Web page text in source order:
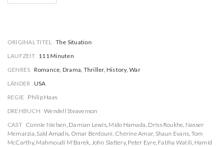
ORIGINAL TITEL The Situation
LAUFZEIT 111 Minuten
GENRES Romance, Drama, Thriller, History, War
LÄNDER USA
REGIE Philip Haas
DREHBUCH Wendell Steavenson
CAST Connie Nielsen, Damian Lewis, Mido Hamada, Driss Roukhe, Nasser
Memarzia, Saïd Amadis, Omar Berdouni, Chérine Amar, Shaun Evans, Tom
McCarthy, Mahmoudi M'Barek, John Slattery, Peter Eyre, Fatiha Watili, Hamid